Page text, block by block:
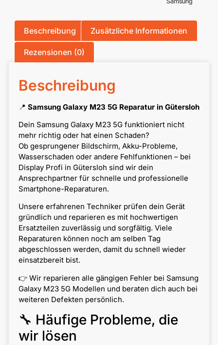
Beschreibung Zusätzliche Informationen
Rezensionen (0)
Beschreibung
📍 Samsung Galaxy M23 5G Reparatur in Gütersloh
Dein Samsung Galaxy M23 5G funktioniert nicht
mehr richtig oder hat einen Schaden?
Ob gesprungener Bildschirm, Akku-Probleme,
Wasserschaden oder andere Fehlfunktionen – bei
Display Profi in Gütersloh sind wir dein
Ansprechpartner für schnelle und professionelle
Smartphone-Reparaturen.
Unsere erfahrenen Techniker prüfen dein Gerät
gründlich und reparieren es mit hochwertigen
Ersatzteilen zuverlässig und sorgfältig. Viele
Reparaturen können noch am selben Tag
abgeschlossen werden, damit du schnell wieder
einsatzbereit bist.
👉 Wir reparieren alle gängigen Fehler bei Samsung
Galaxy M23 5G Modellen und beraten dich auch bei
weiteren Defekten persönlich.
🔧 Häufige Probleme, die
wir lösen